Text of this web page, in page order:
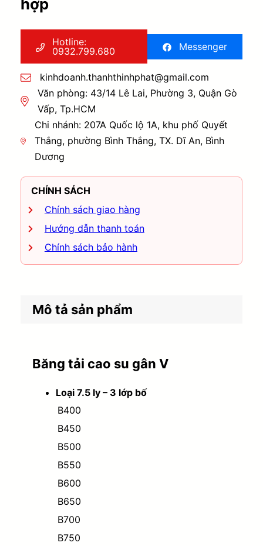
hợp
Hotline:
0932.799.680
Messenger
kinhdoanh.thanhthinhphat@gmail.com
Văn phòng: 43/14 Lê Lai, Phường 3, Quận Gò
Vấp, Tp.HCM
Chi nhánh: 207A Quốc lộ 1A, khu phố Quyết
Thắng, phường Bình Thắng, TX. Dĩ An, Bình
Dương
CHÍNH SÁCH
Chính sách giao hàng
Hướng dẫn thanh toán
Chính sách bảo hành
Mô tả sản phẩm
Băng tải cao su gân V
Loại 7.5 ly – 3 lớp bố
B400
B450
B500
B550
B600
B650
B700
B750